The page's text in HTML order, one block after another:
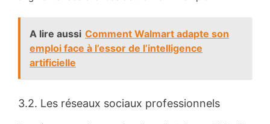
A lire aussi Comment Walmart adapte son
emploi face à l’essor de l’intelligence
artificielle
3.2. Les réseaux sociaux professionnels